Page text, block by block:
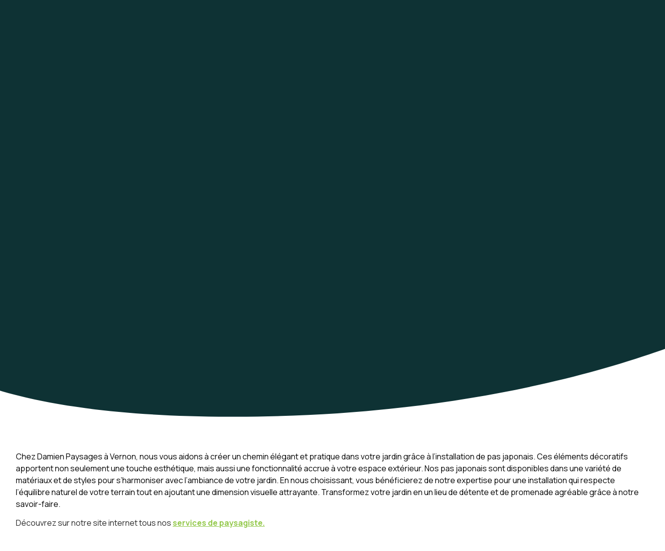
Chez Damien Paysages à Vernon, nous vous aidons à créer un chemin élégant et pratique dans votre jardin grâce à l’installation de pas japonais. Ces éléments décoratifs
apportent non seulement une touche esthétique, mais aussi une fonctionnalité accrue à votre espace extérieur. Nos pas japonais sont disponibles dans une variété de
matériaux et de styles pour s’harmoniser avec l’ambiance de votre jardin. En nous choisissant, vous bénéficierez de notre expertise pour une installation qui respecte
l’équilibre naturel de votre terrain tout en ajoutant une dimension visuelle attrayante. Transformez votre jardin en un lieu de détente et de promenade agréable grâce à notre
savoir-faire.
Découvrez sur notre site internet tous nos services de paysagiste.